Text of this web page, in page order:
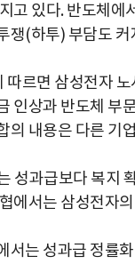
고 있다. 반도체에
쟁(하투) 부담도 커
따르면 삼성전자
인상과 반도체 부
의 내용은 다른 기
성과급보다 복지
에서는 삼성전자
서는 성과급 정률